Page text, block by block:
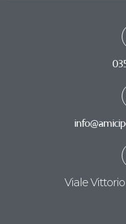
Viale